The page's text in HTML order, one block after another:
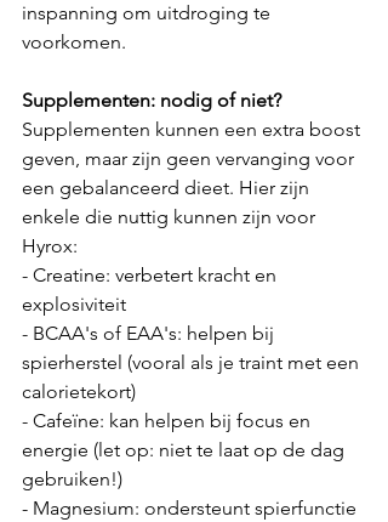
inspanning om uitdroging te
voorkomen.
Supplementen: nodig of niet?
Supplementen kunnen een extra boost
geven, maar zijn geen vervanging voor
een gebalanceerd dieet. Hier zijn
enkele die nuttig kunnen zijn voor
Hyrox:
- Creatine: verbetert kracht en
explosiviteit
- BCAA's of EAA's: helpen bij
spierherstel (vooral als je traint met een
calorietekort)
- Cafeïne: kan helpen bij focus en
energie (let op: niet te laat op de dag
gebruiken!)
- Magnesium: ondersteunt spierfunctie